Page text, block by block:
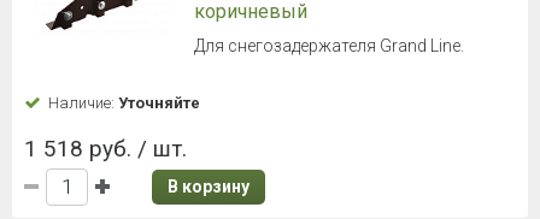
коричневый
Для снегозадержателя Grand Line.
Наличие: Уточняйте
1 518 руб. / шт.
В корзину